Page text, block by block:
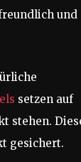
und
setzen auf
stehen.
gesichert.